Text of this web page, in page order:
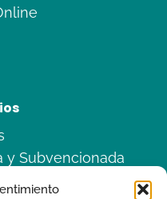
y Subvencionada